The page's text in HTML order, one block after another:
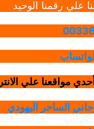
علي رقمنا الوحيد
مواقعنا علي
الساحر اليهودي